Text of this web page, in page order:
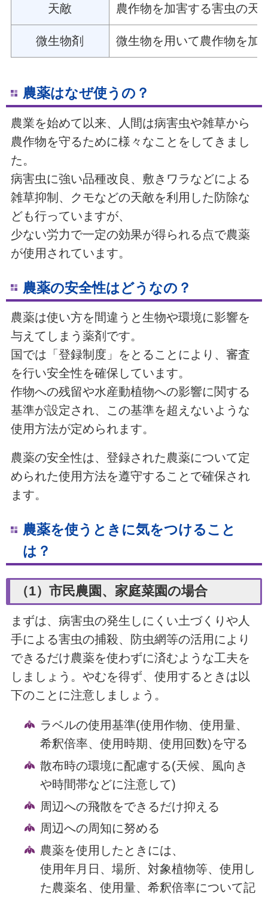
天敵 農作物を加害する害虫の天
微生物剤 微生物を用いて農作物を加
農薬はなぜ使うの？
農業を始めて以来、人間は病害虫や雑草から
農作物を守るために様々なことをしてきまし
た。
病害虫に強い品種改良、敷きワラなどによる
雑草抑制、クモなどの天敵を利用した防除な
ども行っていますが、
少ない労力で一定の効果が得られる点で農薬
が使用されています。
農薬の安全性はどうなの？
農薬は使い方を間違うと生物や環境に影響を
与えてしまう 薬剤です。
国では「登録制度」をとることにより、審査
を行い安全性を確保しています。
作物への残留や水産動植物への影響に関する
基準が設定され、この基準を超えないような
使用方法が定められます。
農薬の安全性は、登録された農薬について定
められた使用方法を遵守することで確保され
ます。
農薬を使うときに気をつけること
は？
（1）市民農園、家庭菜園の場合
まずは、病害虫の発生しにくい土づくりや人
手による害虫の捕殺、防虫網等の活用により
できるだけ農薬を使わずに済むような工夫を
しましょう。やむを得ず、使用するときは以
下のことに注意しましょう。
ラベルの使用基準(使用作物、使用量、
希釈倍率、使用時期、使用回数)を守る
散布時の環境に配慮する(天候、風向き
や時間帯などに注意して)
周辺への飛散をできるだけ抑える
周辺への周知に努める
農薬を使用したときには、
使用年月日、場所、対象植物等、使用し
た農薬名、使用量、希釈倍率について記